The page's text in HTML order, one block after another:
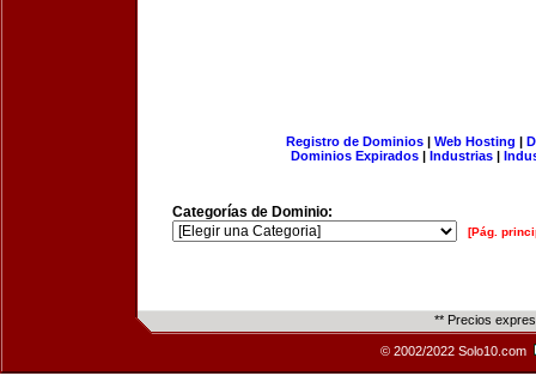
Registro de Dominios| Web Hosting |
Dominios Expirados | Industrias |
Categorías de Dominio:
[Pág.
** Precios
© 2002/2022 Solo10.com